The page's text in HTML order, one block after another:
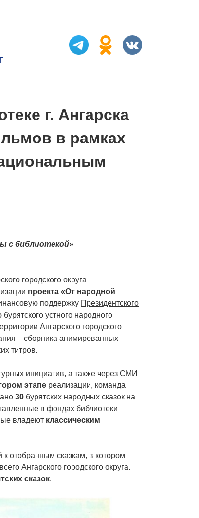
г. Ангарска
в рамках
с библиотекой»
городского округа
проекта «От народной
поддержку Президентского
устного народного
Ангарского городского
– сборника анимированных
титров.
инициатив, а также через СМИ
этапе реализации, команда
30 бурятских народных сказок на
в фондах библиотеки
владеют классическим
к отобранным сказкам, в котором
Ангарского городского округа.
сказок.